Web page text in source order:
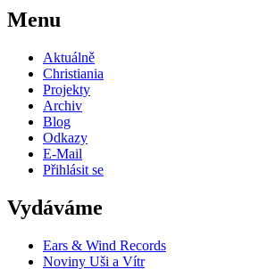
Menu
Aktuálně
Christiania
Projekty
Archiv
Blog
Odkazy
E-Mail
Přihlásit se
Vydáváme
Ears & Wind Records
Noviny Uši a Vítr